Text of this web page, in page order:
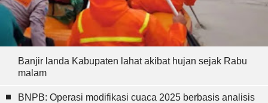
Banjir landa Kabupaten lahat akibat hujan sejak Rabu
malam
BNPB: Operasi modifikasi cuaca 2025 berbasis analisis